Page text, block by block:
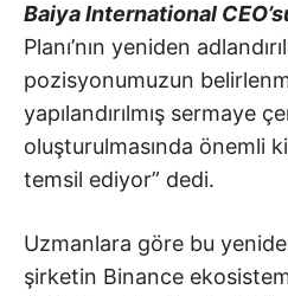
Baiya International
Planı’nın yeniden
pozisyonumuzun
yapılandırılmış sermaye
oluşturulmasında önemli
temsil ediyor” dedi.
Uzmanlara göre bu
şirketin Binance